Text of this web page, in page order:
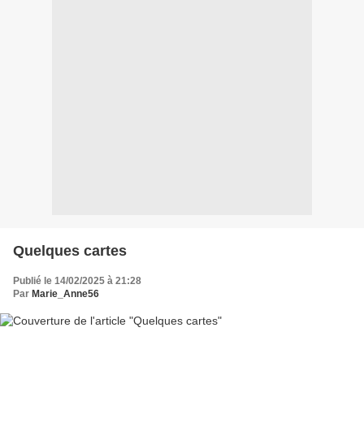
Quelques cartes
Publié le 14/02/2025 à 21:28
Par Marie_Anne56